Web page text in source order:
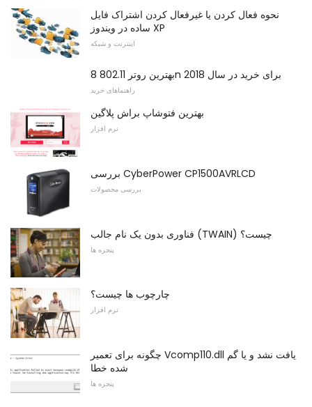
نحوه فعال کردن یا غیرفعال کردن اشتراک فایل
ساده در ویندوز XP
اینترنت و شبکه
8 بهترین روتر 802.11n برای خرید در سال 2018
راهنماهای خرید
بهترین فتوشاپ براش پلاگین
نرم افزار
بررسی CyberPower CP1500AVRLCD
بررسی محصولات
فناوری بدون یک نام جالب (TWAIN) چیست؟
پنجره ها
چارچوب ها چیست؟
نرم افزار
چگونه برای تعمیر Vcomp110.dll یافت نشد و یا گم
شده خطا
پنجره ها